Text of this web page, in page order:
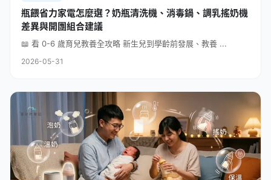
瓶餵省力家電怎麼選？奶瓶清洗機、消毒鍋、調乳搖奶機
差異與開團組合建議
📖 看 0-6 歲育兒教養全攻略 新生兒到學齡前發展、教養 ...
2026-05-31